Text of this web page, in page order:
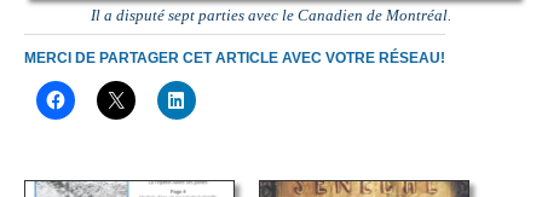
Il a disputé sept parties avec le Canadien de Montréal.
MERCI DE PARTAGER CET ARTICLE AVEC VOTRE RÉSEAU!